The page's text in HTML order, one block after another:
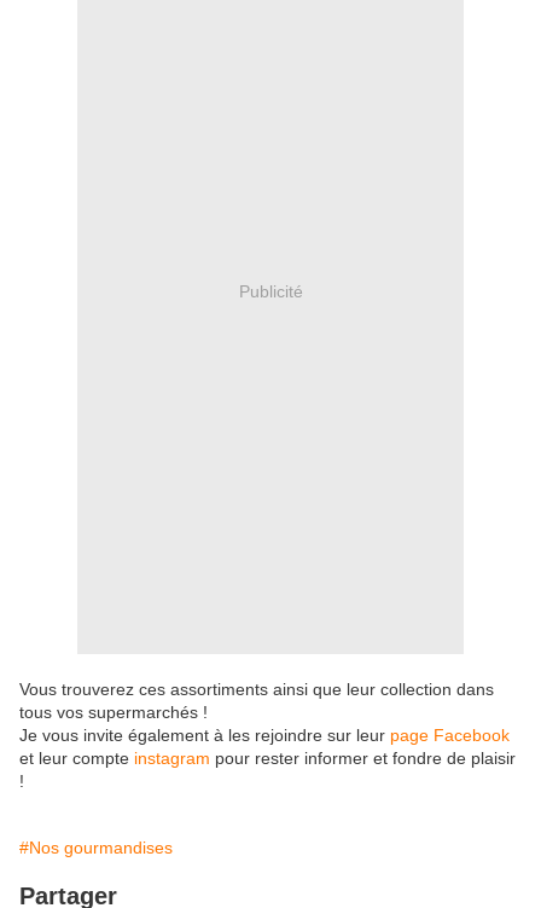
Publicité
Vous trouverez ces assortiments ainsi que leur collection dans
tous vos supermarchés !
Je vous invite également à les rejoindre sur leur page Facebook
et leur compte instagram pour rester informer et fondre de plaisir
!
#Nos gourmandises
Partager